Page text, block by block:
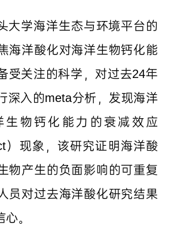
大学海洋生态与环境平台的
海洋酸化对海洋生物钙化能
受关注的科学，对过去24年
深入的meta分析，发现海洋
生物钙化能力的衰减效应
）现象，该研究证明海洋酸
物产生的负面影响的可重复
员对过去海洋酸化研究结果
。